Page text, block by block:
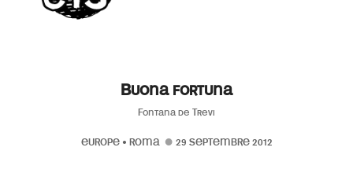
Buona fortuna
Fontana de Trevi
EUROPE• ROMA 29 SEPTEMBRE 2012